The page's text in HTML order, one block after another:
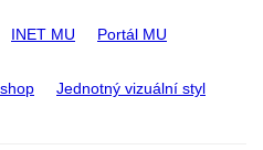
INET MU Portál MU
Jednotný vizuální styl